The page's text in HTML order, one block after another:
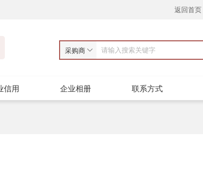
返回首页
采购商
信用 企业相册 联系方式